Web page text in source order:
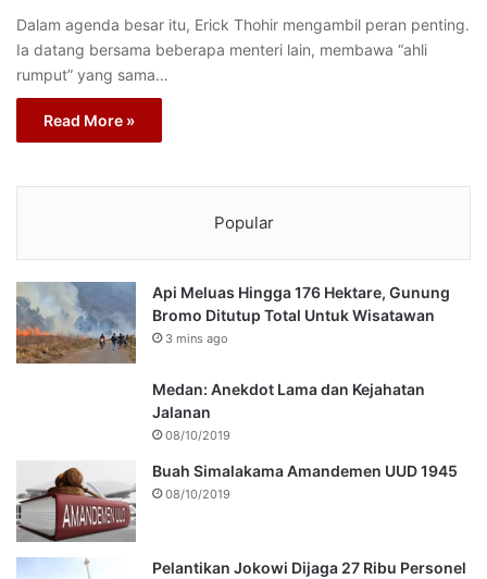
Dalam agenda besar itu, Erick Thohir mengambil peran penting.
Ia datang bersama beberapa menteri lain, membawa “ahli
rumput” yang sama…
Read More »
Popular
Api Meluas Hingga 176 Hektare, Gunung
Bromo Ditutup Total Untuk Wisatawan
3 mins ago
Medan: Anekdot Lama dan Kejahatan
Jalanan
08/10/2019
Buah Simalakama Amandemen UUD 1945
08/10/2019
Pelantikan Jokowi Dijaga 27 Ribu Personel